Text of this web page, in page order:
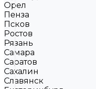
Орел
Пенза
Псков
Ростов
Рязань
Самара
Саратов
Сахалин
Славянск